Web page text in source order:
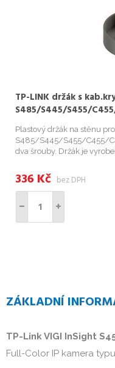
TP-LINK držák s
S485/S445/S455/
bílý
Plastový držák na stěnu
S485/S445/S455/C455/
dva šrouby. Držák je
336 Kč bez DPH
ZÁKLADNÍ
TP-Link VIGI InSight
Full-Color IP kamera